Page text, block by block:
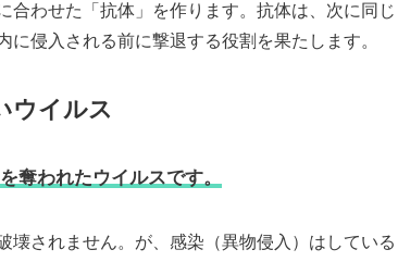
合わせた「抗体」を作ります。抗体は、次に同じ
侵入される前に撃退する役割を果たします。
ウイルス
奪われたウイルスです。
壊されません。が、感染（異物侵入）はしている